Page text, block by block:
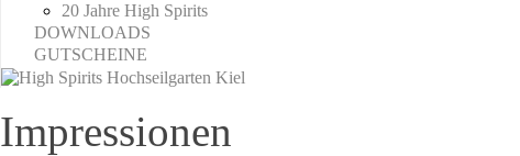
20 Jahre High Spirits
DOWNLOADS
GUTSCHEINE
Impressionen